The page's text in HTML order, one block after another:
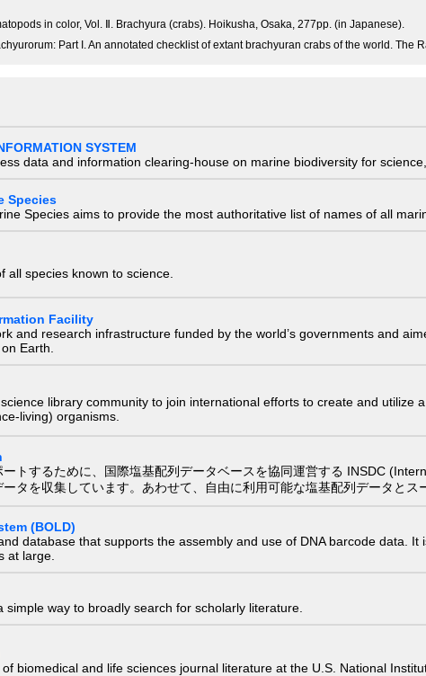
in color, Vol. Ⅱ. Brachyura (crabs). Hoikusha, Osaka, 277pp. (in Japanese).
Part I. An annotated checklist of extant brachyuran crabs of the world. The
SYSTEM
data and information clearing-house on marine biodiversity for
Species
Species aims to provide the most authoritative list of names of all
all species known to science.
Facility
and research infrastructure funded by the world’s governments and
Earth.
library community to join international efforts to create and utilize
living) organisms.
トするために、国際塩基配列データベースを協同運営する INSDC
タを収集しています。あわせて、自由に利用可能な塩基配列データとス
(BOLD)
database that supports the assembly and use of DNA barcode data.
at large.
simple way to broadly search for scholarly literature.
biomedical and life sciences journal literature at the U.S. National